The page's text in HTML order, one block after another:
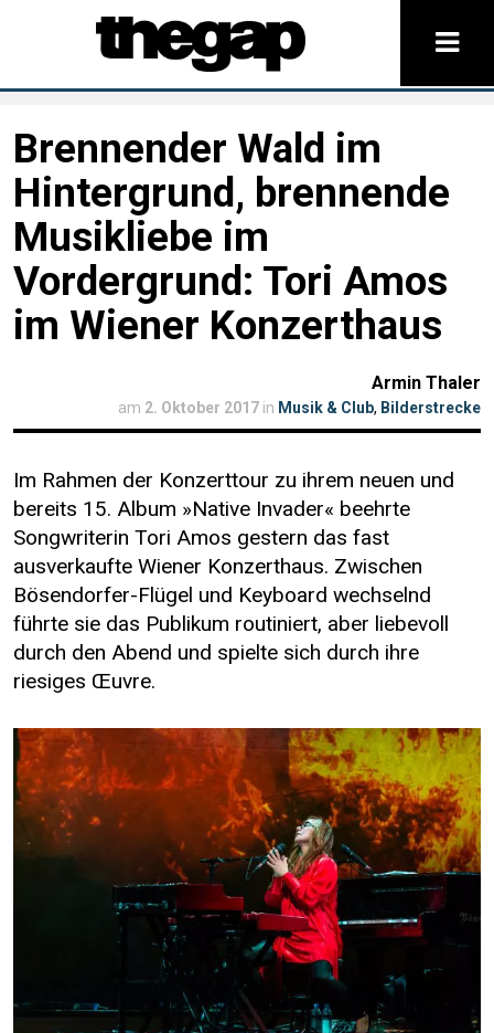
Brennender Wald im
Hintergrund, brennende
Musikliebe im
Vordergrund: Tori Amos
im Wiener Konzerthaus
Armin Thaler
am 2. Oktober 2017 in Musik & Club, Bilderstrecke
Im Rahmen der Konzerttour zu ihrem neuen und
bereits 15. Album »Native Invader« beehrte
Songwriterin Tori Amos gestern das fast
ausverkaufte Wiener Konzerthaus. Zwischen
Bösendorfer-Flügel und Keyboard wechselnd
führte sie das Publikum routiniert, aber liebevoll
durch den Abend und spielte sich durch ihre
riesiges Œuvre.